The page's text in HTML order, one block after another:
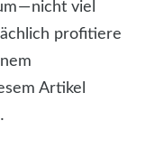
— nicht viel
profitiere
Artikel